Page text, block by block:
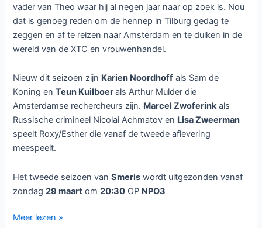
vader van Theo waar hij al negen jaar naar op zoek is. Nou
dat is genoeg reden om de hennep in Tilburg gedag te
zeggen en af te reizen naar Amsterdam en te duiken in de
wereld van de XTC en vrouwenhandel.
Nieuw dit seizoen zijn Karien Noordhoff als Sam de
Koning enTeun Kuilboerals Arthur Mulder die
Amsterdamse rechercheurs zijn. Marcel Zwoferinkals
Russische crimineel Nicolai Achmatov en Lisa Zweerman
speelt Roxy/Esther die vanaf de tweede aflevering
meespeelt.
Het tweede seizoen vanSmeris wordt uitgezonden vanaf
zondag29 maart om20:30 OP NPO3
Tweede
Meer lezen »